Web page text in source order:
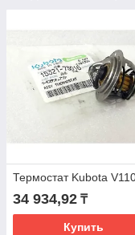
Термостат Kubota
34 934,92 ₸
Купить